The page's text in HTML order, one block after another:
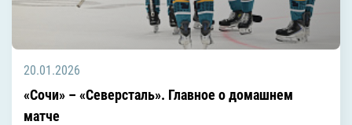
20.01.2026
«Сочи» – «Северсталь». Главное о домашнем
матче